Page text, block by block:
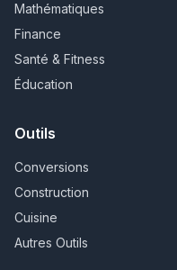
Mathématiques
Finance
Santé & Fitness
Éducation
Outils
Conversions
Construction
Cuisine
Autres Outils